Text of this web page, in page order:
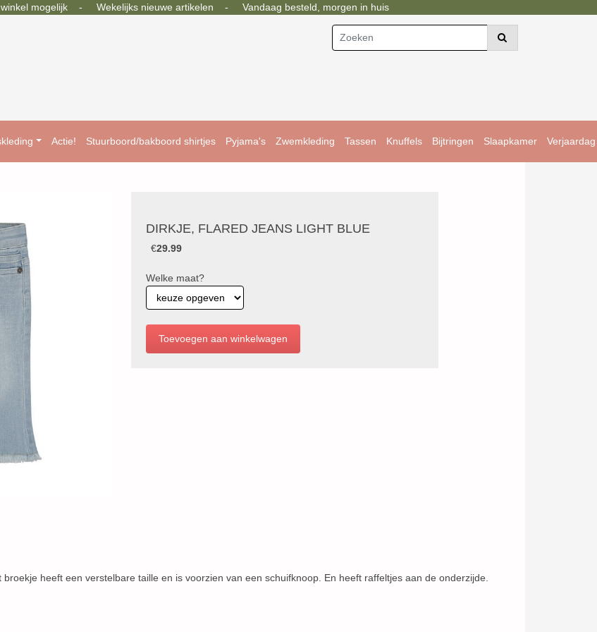
mogelijk - Wekelijks nieuwe artikelen - Vandaag besteld, morgen in huis
Actie! Stuurboord/bakboord shirtjes Pyjama's Zwemkleding Tassen Knuffels Bijtringen Slaapkamer Verjaardag
DIRKJE, FLARED JEANS LIGHT BLUE
€29.99
Welke maat?
heeft een verstelbare taille en is voorzien van een schuifknoop. En heeft raffeltjes aan de onderzijde.